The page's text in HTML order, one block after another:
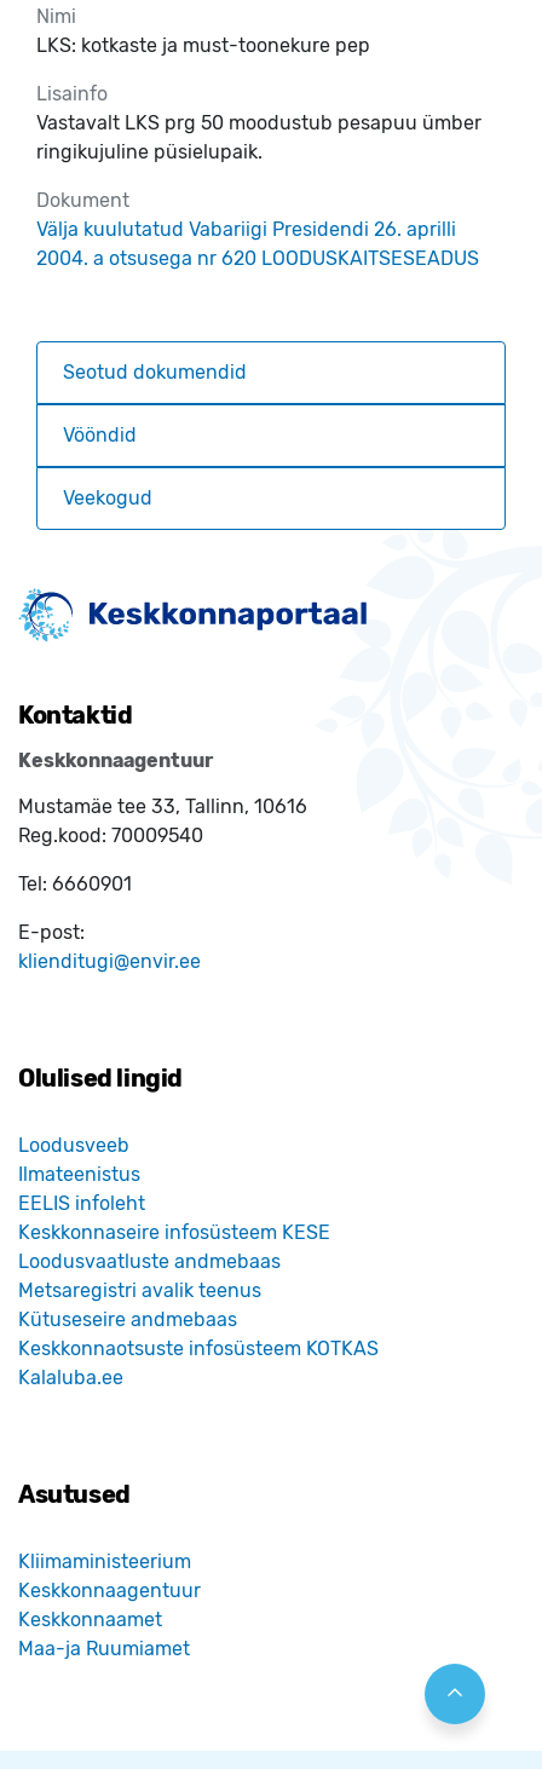
Nimi
LKS: kotkaste ja must-toonekure pep
Lisainfo
Vastavalt LKS prg 50 moodustub pesapuu ümber
ringikujuline püsielupaik.
Dokument
Välja kuulutatud Vabariigi Presidendi 26. aprilli
2004. a otsusega nr 620 LOODUSKAITSESEADUS
Seotud dokumendid
Vööndid
Veekogud
Kontaktid
Keskkonnaagentuur
Mustamäe tee 33, Tallinn, 10616
Reg.kood: 70009540
Tel: 6660901
E-post:
klienditugi@envir.ee
Olulised lingid
Loodusveeb
Ilmateenistus
EELIS infoleht
Keskkonnaseire infosüsteem KESE
Loodusvaatluste andmebaas
Metsaregistri avalik teenus
Kütuseseire andmebaas
Keskkonnaotsuste infosüsteem KOTKAS
Kalaluba.ee
Asutused
Kliimaministeerium
Keskkonnaagentuur
Keskkonnaamet
Maa-ja Ruumiamet